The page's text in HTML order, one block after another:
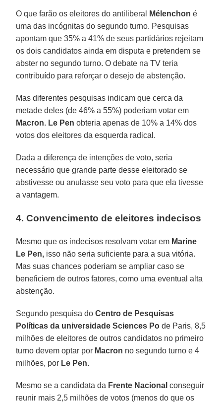
O que farão os eleitores do antiliberal Mélenchon é
uma das incógnitas do segundo turno. Pesquisas
apontam que 35% a 41% de seus partidários rejeitam
os dois candidatos ainda em disputa e pretendem se
abster no segundo turno. O debate na TV teria
contribuído para reforçar o desejo de abstenção.
Mas diferentes pesquisas indicam que cerca da
metade deles (de 46% a 55%) poderiam votar em
Macron. Le Pen obteria apenas de 10% a 14% dos
votos dos eleitores da esquerda radical.
Dada a diferença de intenções de voto, seria
necessário que grande parte desse eleitorado se
abstivesse ou anulasse seu voto para que ela tivesse
a vantagem.
4. Convencimento de eleitores indecisos
Mesmo que os indecisos resolvam votar em Marine
Le Pen, isso não seria suficiente para a sua vitória.
Mas suas chances poderiam se ampliar caso se
beneficiem de outros fatores, como uma eventual alta
abstenção.
Segundo pesquisa doCentro de Pesquisas
Políticas da universidade Sciences Po de Paris, 8,5
milhões de eleitores de outros candidatos no primeiro
turno devem optar por Macron no segundo turno e 4
milhões, por Le Pen.
Mesmo se a candidata da Frente Nacional conseguir
reunir mais 2,5 milhões de votos (menos do que os